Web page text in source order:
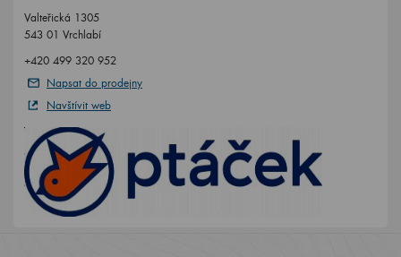
Valteřická 1305
543 01 Vrchlabí
+420 499 320 952
Napsat do prodejny
Navštívit web